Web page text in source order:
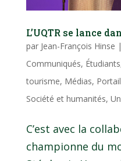
L’UQTR se lance
par Jean-François Hinse |
Communiqués, Étudiants
tourisme, Médias,
Société et humanités,
C’est avec la
championne du